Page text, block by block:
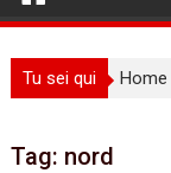
Tu sei qui Home
Tag: nord